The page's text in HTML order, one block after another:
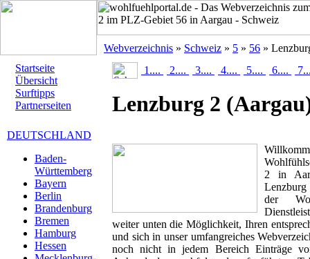
Webverzeichnis » Schweiz » 5 » 56 »
Startseite
Übersicht
Surftipps
Partnerseiten
DEUTSCHLAND
Baden-
Württemberg
Bayern
Berlin
Brandenburg
Bremen
Hamburg
Hessen
1.... 2.... 3.... 4.... 5.... 6....
Lenzburg 2
2 in
Lenzburg
der
weiter unten die Möglichkeit, Ihren
und sich in unser umfangreiches
noch nicht in jedem Bereich Einträge